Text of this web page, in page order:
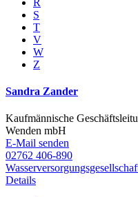
S
T
V
W
Z
Sandra Zander
Kaufmännische
Wenden mbH
E-Mail senden
02762 406-890
Details